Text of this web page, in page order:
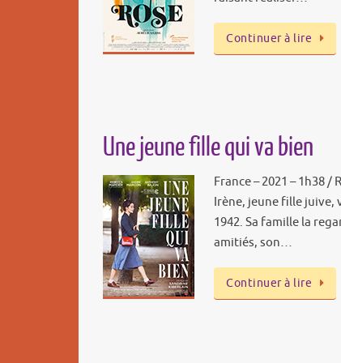
Continuer à lire
Une jeune fille qui va bien
France – 2021 – 1h38
Irène, jeune fille juive,
1942. Sa famille la
amitiés, son…
Continuer à lire